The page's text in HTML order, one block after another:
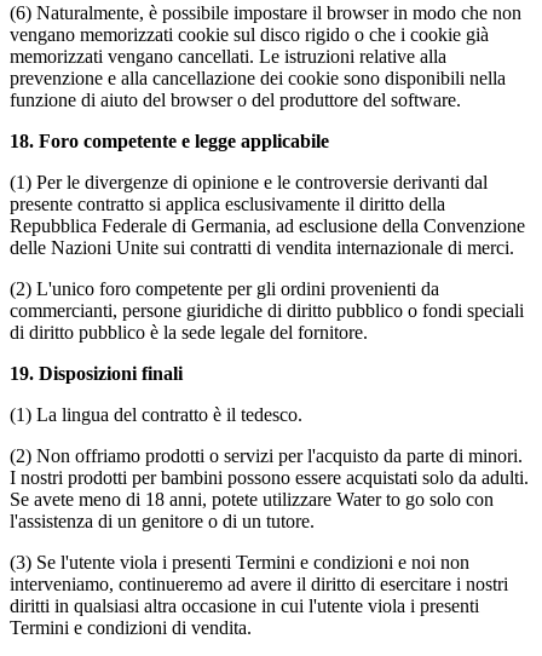
(6) Naturalmente, è possibile impostare il browser in modo che non
vengano memorizzati cookie sul disco rigido o che i cookie già
memorizzati vengano cancellati. Le istruzioni relative alla
prevenzione e alla cancellazione dei cookie sono disponibili nella
funzione di aiuto del browser o del produttore del software.
18. Foro competente e legge applicabile
(1) Per le divergenze di opinione e le controversie derivanti dal
presente contratto si applica esclusivamente il diritto della
Repubblica Federale di Germania, ad esclusione della Convenzione
delle Nazioni Unite sui contratti di vendita internazionale di merci.
(2) L'unico foro competente per gli ordini provenienti da
commercianti, persone giuridiche di diritto pubblico o fondi speciali
di diritto pubblico è la sede legale del fornitore.
19. Disposizioni finali
(1) La lingua del contratto è il tedesco.
(2) Non offriamo prodotti o servizi per l'acquisto da parte di minori.
I nostri prodotti per bambini possono essere acquistati solo da adulti.
Se avete meno di 18 anni, potete utilizzare Water to go solo con
l'assistenza di un genitore o di un tutore.
(3) Se l'utente viola i presenti Termini e condizioni e noi non
interveniamo, continueremo ad avere il diritto di esercitare i nostri
diritti in qualsiasi altra occasione in cui l'utente viola i presenti
Termini e condizioni di vendita.